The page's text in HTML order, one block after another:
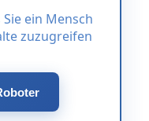
ein Mensch
zuzugreifen